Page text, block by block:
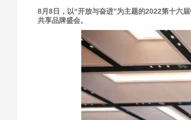
8月8日，以“开放与奋进”为主题的2022第十六
共享品牌盛会。